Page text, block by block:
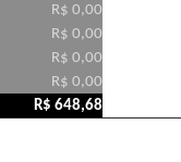
R$ 0,00
R$ 0,00
R$ 0,00
R$ 0,00
R$ 648,68